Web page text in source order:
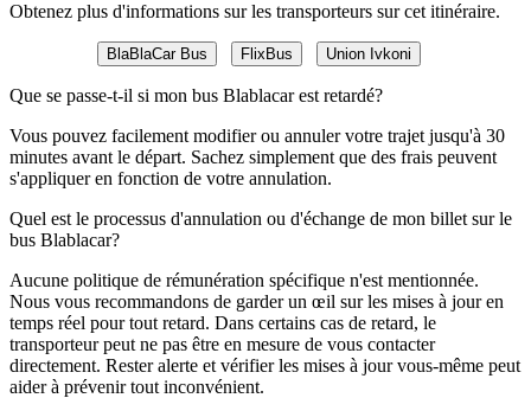
Obtenez plus d'informations sur les transporteurs sur cet itinéraire.
BlaBlaCar Bus FlixBus Union Ivkoni
Que se passe-t-il si mon bus Blablacar est retardé?
Vous pouvez facilement modifier ou annuler votre trajet jusqu'à 30
minutes avant le départ. Sachez simplement que des frais peuvent
s'appliquer en fonction de votre annulation.
Quel est le processus d'annulation ou d'échange de mon billet sur le
bus Blablacar?
Aucune politique de rémunération spécifique n'est mentionnée.
Nous vous recommandons de garder un œil sur les mises à jour en
temps réel pour tout retard. Dans certains cas de retard, le
transporteur peut ne pas être en mesure de vous contacter
directement. Rester alerte et vérifier les mises à jour vous-même peut
aider à prévenir tout inconvénient.